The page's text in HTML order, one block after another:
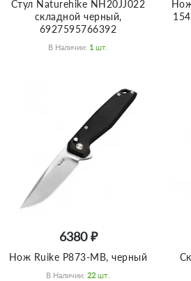
Стул Naturehike NH20JJ022
складной черный,
6927595766392
В Наличии: 1 Шт.
6380 ₽
Нож Ruike P873-MB, черный
В Наличии: 22 Шт.